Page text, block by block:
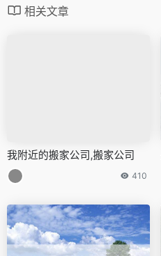
相关文章
我附近的搬家公司,搬家公司
410